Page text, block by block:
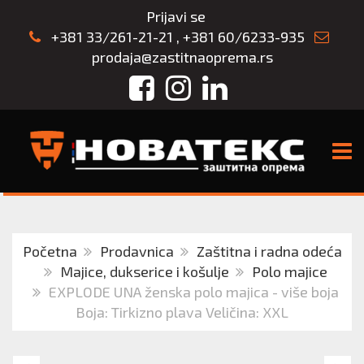
Prijavi se
+381 33/261-21-21 , +381 60/6233-935
prodaja@zastitnaoprema.rs
FacebookInstagram
LinkedIn
Početna Prodavnica
Zaštitna i radna odeća
Majice, dukserice i košulje
Polo majice
EXPLODE UNA ženska polo majica - više boja
Boja: Tirkizno plava Veličina: XXL